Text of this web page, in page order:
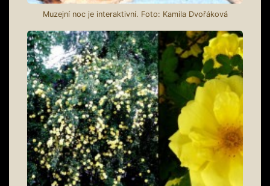
Muzejní noc je interaktivní. Foto: Kamila Dvořáková